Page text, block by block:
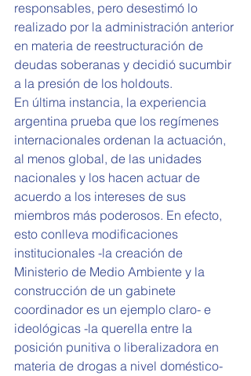
responsables, pero desestimó lo
realizado por la administración anterior
en materia de reestructuración de
deudas soberanas y decidió sucumbir
a la presión de los holdouts.
En última instancia, la experiencia
argentina prueba que los regímenes
internacionales ordenan la actuación,
al menos global, de las unidades
nacionales y los hacen actuar de
acuerdo a los intereses de sus
miembros más poderosos. En efecto,
esto conlleva modificaciones
institucionales -la creación de
Ministerio de Medio Ambiente y la
construcción de un gabinete
coordinador es un ejemplo claro- e
ideológicas -la querella entre la
posición punitiva o liberalizadora en
materia de drogas a nivel doméstico-